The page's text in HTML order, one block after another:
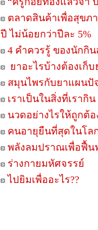
ตลาดสินค้าเพื่อสุขภ
ปี ไม่น้อยกว่าปีละ 5%
4 คำควรรู้ ของนักกิ
ยาอะไรบ้างต้องเก็
สมุนไพรกับยาแผนปั
เราเป็นในสิ่งที่เรากิน
นวดอย่างไรให้ถูกต้อ
คนอายุยืนที่สุดในโล
พลังลมปราณเพื่อฟื้
ร่างกายมหัศจรรย์
ไปยิมเพื่ออะไร??